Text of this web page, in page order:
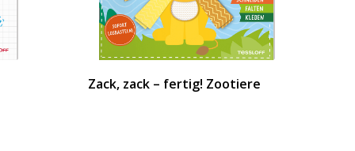
Zack, zack – fertig! Zootiere